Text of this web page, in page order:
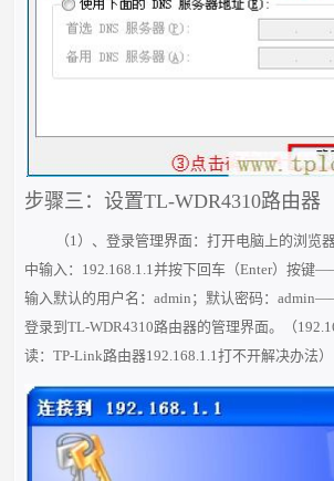
步骤三：设置TL-WDR4310路由器
（1）、登录管理界面：打开电脑上的浏览
中输入：192.168.1.1并按下回车（Enter）按键
输入默认的用户名：admin；默认密码：
登录到TL-WDR4310路由器的管理界面。
（
读：TP-Link路由器192.168.1.1打不开解决办法）